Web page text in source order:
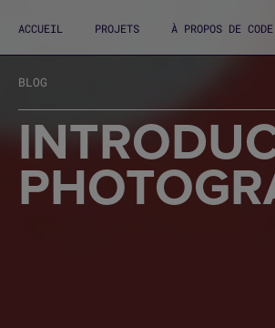
ACCUEIL PROJETS À PROPOS DE CODE
BLOG